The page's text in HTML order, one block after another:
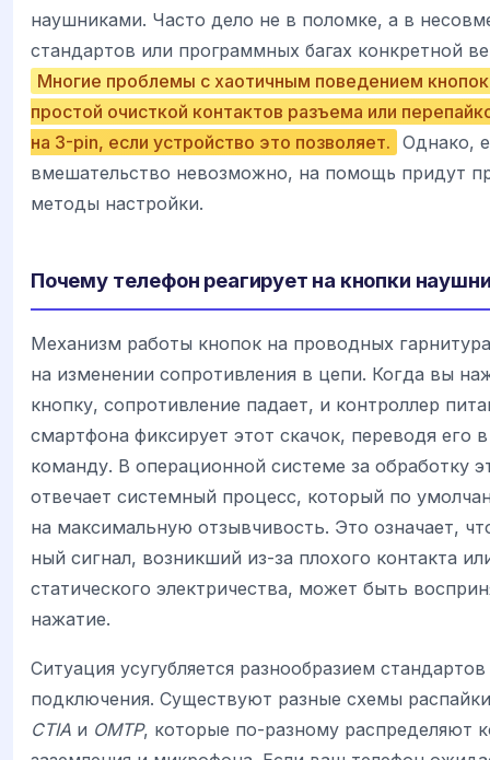
наушниками. Часто дело не в поломке, а в
стандартов или программных багах конкретной
Многие проблемы с хаотичным поведением
простой очисткой контактов разъема или
на 3-pin, если устройство это позволяет. Однако,
вмешательство невозможно, на помощь придут
методы настройки.
Почему телефон реагирует на кнопки
Механизм работы кнопок на проводных
на изменении сопротивления в цепи. Когда вы
кнопку, сопротивление падает, и контроллер
смартфона фиксирует этот скачок, переводя его
команду. В операционной системе за обработку
отвечает системный процесс, который по
на максимальную отзывчивость. Это означает,
ный сигнал, возникший из-за плохого контакта
статического электричества, может быть
нажатие.
Ситуация усугубляется разнообразием стандартов
подключения. Существуют разные схемы
CTIA и OMTP, которые по-разному распределяют